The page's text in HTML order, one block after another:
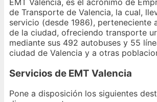
de Transporte de Valencia, la cual,
servicio (desde 1986), perteneciente
de la ciudad, ofreciendo transporte
mediante sus 492 autobuses y 55
ciudad de Valencia y a otras
Servicios de EMT Valencia
Pone a disposición los siguientes